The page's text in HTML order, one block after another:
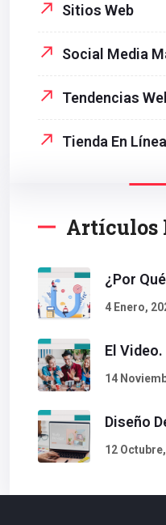
Sitios Web
Social Media
Tendencias
Tienda En Línea
Artículos
4 Enero,
14
12